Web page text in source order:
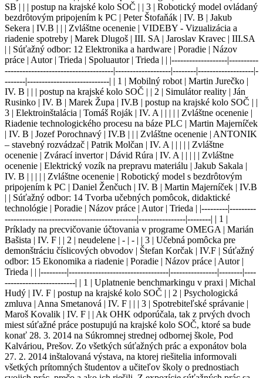
SB | | | postup na krajské kolo SOČ | | 3 | Robotický model ovládaný
bezdrôtovým pripojením k PC | Peter Štofaňák | IV. B | Jakub
Sekera | IV.B | | | Zvláštne ocenenie | VIDEBY - Vizualizácia a
riadenie spotreby | Marek Dlugoš | III. SA | Jaroslav Kravec | III.SA
| | Súťažný odbor: 12 Elektronika a hardware | Poradie | Názov
práce | Autor | Trieda | Spoluautor | Trieda | | |-------------------|----------
-------------------------------------|-------------------|--------|-------------------|-
-------|----------------------------| | 1 | Mobilný robot | Martin Jurečko |
IV. B | | | postup na krajské kolo SOČ | | 2 | Simulátor reality | Ján
Rusinko | IV. B | Marek Župa | IV.B | postup na krajské kolo SOČ | |
3 | Elektroinštalácia | Tomáš Roják | IV. A | | | | | Zvláštne ocenenie |
Riadenie technologického procesu na báze PLC | Martin Majerníček
| IV. B | Jozef Porochnavý | IV.B | | | Zvláštne ocenenie | ANTONIK
– stavebný rozvádzač | Patrik Molčan | IV. A | | | | | Zvláštne
ocenenie | Zvárací invertor | Dávid Rúra | IV. A | | | | | Zvláštne
ocenenie | Elektrický vozík na prepravu materiálu | Jakub Sakala |
IV. B | | | | | Zvláštne ocenenie | Robotický model s bezdrôtovým
pripojením k PC | Daniel Ženčuch | IV. B | Martin Majerníček | IV.B
| | Súťažný odbor: 14 Tvorba učebných pomôcok, didaktické
technológie | Poradie | Názov práce | Autor | Trieda | |---------|---------
---------------------------------------------|----------------|--------| | 1 |
Príklady na precvičovanie účtovania v programe OMEGA | Marián
Bašista | IV. F | | 2 | neudelene | - | - | | 3 | Učebná pomôcka pre
demonštráciu číslicových obvodov | Štefan Korčak | IV.F | Súťažný
odbor: 15 Ekonomika a riadenie | Poradie | Názov práce | Autor |
Trieda | | |---------|----------------------------------|----------------|--------|----
------------------------| | 1 | Uplatnenie benchmarkingu v praxi | Michal
Hudý | IV. F | postup na krajské kolo SOČ | | 2 | Psychologická
zmluva | Anna Smetanová | IV. F | | | 3 | Spotrebiteľské správanie |
Maroš Kovalik | IV. F | | Ak OHK odporúčala, tak z prvých dvoch
miest súťažné práce postupujú na krajské kolo SOČ, ktoré sa bude
konať 28. 3. 2014 na Súkromnej strednej odbornej škole, Pod
Kalváriou, Prešov. Zo všetkých súťažných prác a exponátov bola
27. 2. 2014 inštalovaná výstava, na ktorej riešitelia informovali
všetkých prítomných študentov a učiteľov školy o prednostiach